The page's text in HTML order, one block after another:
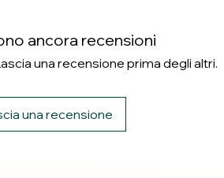
ancora recensioni
una recensione prima degli altri.
una recensione